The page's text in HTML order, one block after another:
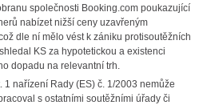
společnosti Booking.com poukazující
nabízet nižší ceny uzavřeným
dle ní mělo vést k zániku protisoutěžních
KS za hypotetickou a existenci
dopadu na relevantní trh.
1 nařízení Rady (ES) č. 1/2003 nemůže
s ostatními soutěžními úřady či